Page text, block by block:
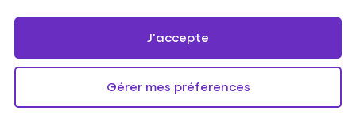
Gérer mes préferences
J'accepte